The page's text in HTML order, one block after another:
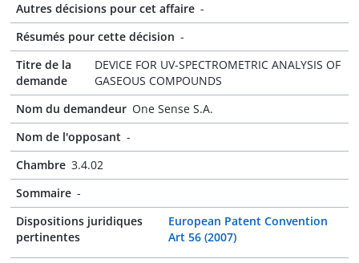
Autres décisions pour cet affaire -
Résumés pour cette décision -
Titre de la
demande
DEVICE FOR UV-SPECTROMETRIC ANALYSIS OF
GASEOUS COMPOUNDS
Nom du demandeur One Sense S.A.
Nom de l'opposant -
Chambre 3.4.02
Sommaire -
Dispositions juridiques
pertinentes
European Patent Convention
Art 56 (2007)